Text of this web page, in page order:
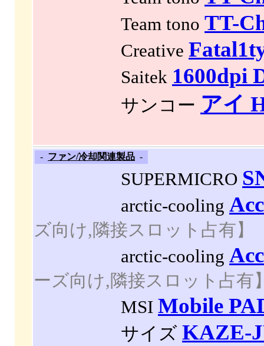
Team tono TT-
Creative
Saitek 1600dpi
サンコー アイ
- ファン/冷却関連製品 -
SUPERMICRO
arctic-cooling
ズ向け,隣接スロット占有】
arctic-cooling
ーズ向け,隣接スロット占有
MSI Mobile
サイズ KAZE-